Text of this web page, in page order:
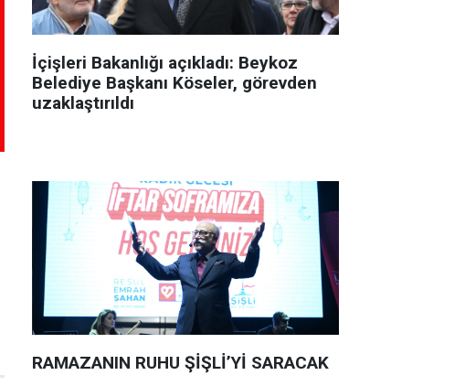
İçişleri Bakanlığı açıkladı: Beykoz
Belediye Başkanı Köseler, görevden
uzaklaştırıldı
RAMAZANIN RUHU ŞİŞLİ’Yİ SARACAK